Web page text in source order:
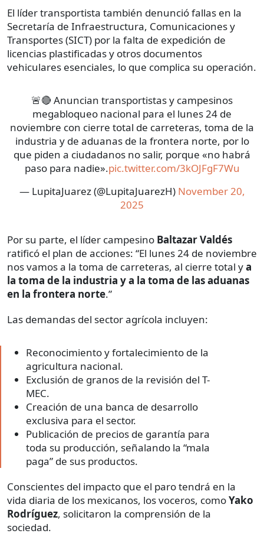
El líder transportista también denunció fallas en la
Secretaría de Infraestructura, Comunicaciones y
Transportes (SICT) por la falta de expedición de
licencias plastificadas y otros documentos
vehiculares esenciales, lo que complica su operación.
🚨🔴 Anuncian transportistas y campesinos
megabloqueo nacional para el lunes 24 de
noviembre con cierre total de carreteras, toma de la
industria y de aduanas de la frontera norte, por lo
que piden a ciudadanos no salir, porque «no habrá
paso para nadie».pic.twitter.com/3kOJFgF7Wu
— LupitaJuarez (@LupitaJuarezH) November 20,
2025
Por su parte, el líder campesino Baltazar Valdés
ratificó el plan de acciones: “El lunes 24 de noviembre
nos vamos a la toma de carreteras, al cierre total ya
la toma de la industria y a la toma de las aduanas
en la frontera norte.”
Las demandas del sector agrícola incluyen:
Reconocimiento y fortalecimiento de la
agricultura nacional.
Exclusión de granos de la revisión del T-
MEC.
Creación de una banca de desarrollo
exclusiva para el sector.
Publicación de precios de garantía para
toda su producción, señalando la “mala
paga” de sus productos.
Conscientes del impacto que el paro tendrá en la
vida diaria de los mexicanos, los voceros, comoYako
Rodríguez, solicitaron la comprensión de la
sociedad.